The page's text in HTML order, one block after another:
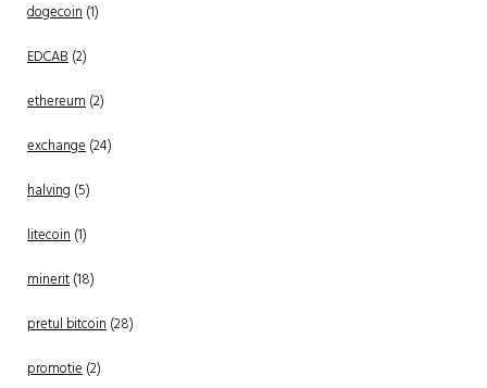
dogecoin(1)
EDCAB(2)
ethereum(2)
exchange(24)
halving (5)
litecoin(1)
minerit(18)
pretul bitcoin(28)
promotie(2)